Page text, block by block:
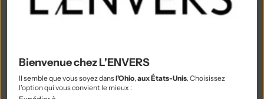
Russie (EUR €)
Saint-Marin (EUR €)
São Tomé & Príncipe (STD Db)
Bienvenue chez L'ENVERS
Il semble que vous soyez dansl'Ohio,aux États-Unis. Choisissez
l'option qui vous convient le mieux :